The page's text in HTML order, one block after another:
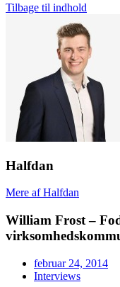
Tilbage til indhold
Halfdan
Mere af Halfdan
William Frost –
februar 24, 2014
Interviews